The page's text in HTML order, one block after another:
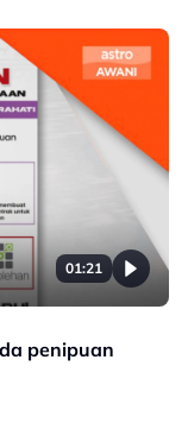
01:21
penipuan